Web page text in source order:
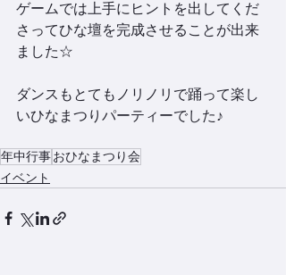
ゲームでは上手にヒントを出してくだ
さってひな壇を完成させることが出来
ました☆
ダンスもとてもノリノリで踊って楽し
いひなまつりパーティーでした♪
年中行事おひなまつり会
イベント